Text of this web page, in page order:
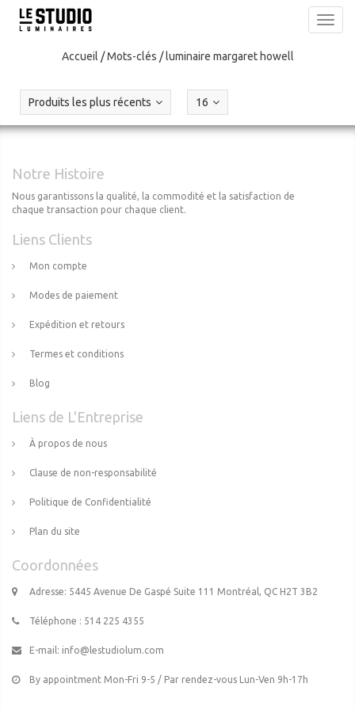
Accueil /Mots-clés /luminaire margaret howell
Produits les plus récents 16
Notre Histoire
Nous garantissons la qualité, la commodité et la satisfaction de
chaque transaction pour chaque client.
Liens Clients
Mon compte
Modes de paiement
Expédition et retours
Termes et conditions
Blog
Liens de L'Entreprise
À propos de nous
Clause de non-responsabilité
Politique de Confidentialité
Plan du site
Coordonnées
Adresse: 5445 Avenue De Gaspé Suite 111 Montréal, QC H2T 3B2
Téléphone : 514 225 4355
E-mail: info@lestudiolum.com
By appointment Mon-Fri 9-5 / Par rendez-vous Lun-Ven 9h-17h